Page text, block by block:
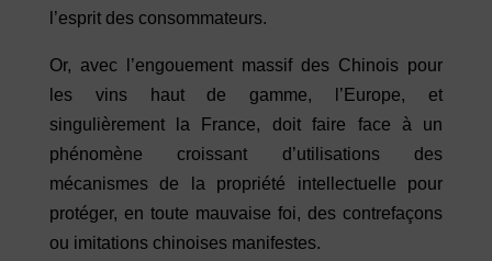
l’esprit des consommateurs.
Or, avec l’engouement massif des Chinois pour
les vins haut de gamme, l’Europe, et
singulièrement la France, doit faire face à un
phénomène croissant d’utilisations des
mécanismes de la propriété intellectuelle pour
protéger, en toute mauvaise foi, des contrefaçons
ou imitations chinoises manifestes.